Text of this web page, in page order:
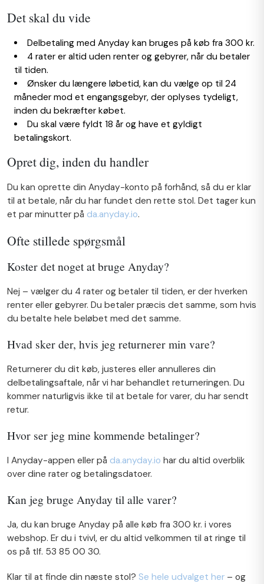
Det skal du vide
Delbetaling med Anyday kan bruges på køb fra 300 kr.
4 rater er altid uden renter og gebyrer, når du betaler
til tiden.
Ønsker du længere løbetid, kan du vælge op til 24
måneder mod et engangsgebyr, der oplyses tydeligt,
inden du bekræfter købet.
Du skal være fyldt 18 år og have et gyldigt
betalingskort.
Opret dig, inden du handler
Du kan oprette din Anyday-konto på forhånd, så du er klar
til at betale, når du har fundet den rette stol. Det tager kun
et par minutter på da.anyday.io.
Ofte stillede spørgsmål
Koster det noget at bruge Anyday?
Nej – vælger du 4 rater og betaler til tiden, er der hverken
renter eller gebyrer. Du betaler præcis det samme, som hvis
du betalte hele beløbet med det samme.
Hvad sker der, hvis jeg returnerer min vare?
Returnerer du dit køb, justeres eller annulleres din
delbetalingsaftale, når vi har behandlet returneringen. Du
kommer naturligvis ikke til at betale for varer, du har sendt
retur.
Hvor ser jeg mine kommende betalinger?
I Anyday-appen eller på da.anyday.io har du altid overblik
over dine rater og betalingsdatoer.
Kan jeg bruge Anyday til alle varer?
Ja, du kan bruge Anyday på alle køb fra 300 kr. i vores
webshop. Er du i tvivl, er du altid velkommen til at ringe til
os på tlf. 53 85 00 30.
Klar til at finde din næste stol? Se hele udvalget her – og